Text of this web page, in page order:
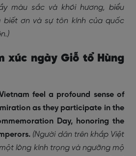
màu sắc và khói hương, biểu
biết ơn và sự tôn kính của quốc
xúc ngày Giỗ tổ Hùng
feel a profound sense of
as they participate in the
Day, honoring the
(Người dân trên khắp Việt
lòng kính trọng và ngưỡng mộ